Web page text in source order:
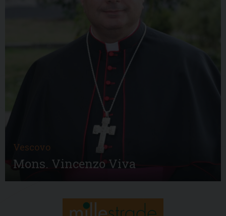
Vescovo
Mons. Vincenzo Viva